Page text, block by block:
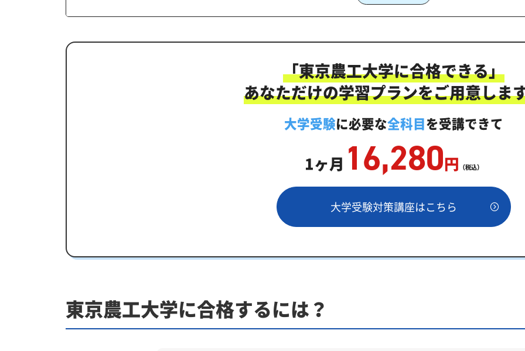
東京農工大学受験対策で学習管理塾を選ぶなら、じゅけラボ予備校という選択肢
2027年度（令和9年度）東京農工大学入試に対応した受験対策カリキュラム・学習計画を提供しま
東京農工大学合格を最短ルートでつなぐ「オーダーメイドカリキュラム」
あなただけの学習計画だから成果が出る！東京農工大学合格に向けた受験対策カリキュラム
あなたにピッタリ合った「東京農工大学対策のオーダーメイドカリキュラム」から得られる成果と
カリキュラムや料金についてお気軽にご相談ください
東京農工大学受験専門のオンライン家庭教師「いつでもクイック指導」もご用意
2026年度共通テストの総括：難関大志望者には厳しい戦いに
「東京農工大学に合格できる」
あなただけの学習プランをご用意しま
大学受験に必要な全科目を受講できて
1ヶ月 16,280円 （税込）
大学受験対策講座はこちら
東京農工大学に合格するには？